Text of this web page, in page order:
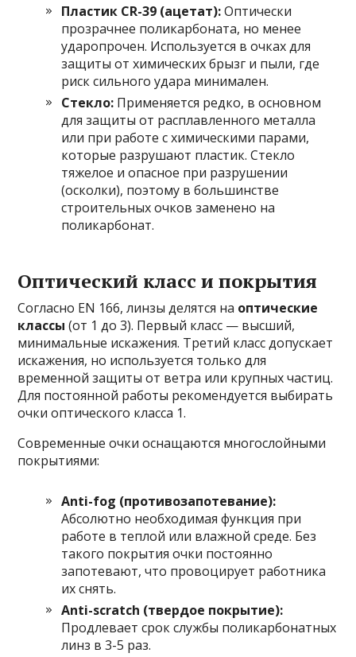
Пластик CR-39 (ацетат):Оптически
прозрачнее поликарбоната, но менее
ударопрочен. Используется в очках для
защиты от химических брызг и пыли, где
риск сильного удара минимален.
Стекло: Применяется редко, в основном
для защиты от расплавленного металла
или при работе с химическими парами,
которые разрушают пластик. Стекло
тяжелое и опасное при разрушении
(осколки), поэтому в большинстве
строительных очков заменено на
поликарбонат.
Оптический класс и покрытия
Согласно EN 166, линзы делятся на оптические
классы (от 1 до 3). Первый класс — высший,
минимальные искажения. Третий класс допускает
искажения, но используется только для
временной защиты от ветра или крупных частиц.
Для постоянной работы рекомендуется выбирать
очки оптического класса 1.
Современные очки оснащаются многослойными
покрытиями:
Anti-fog (противозапотевание):
Абсолютно необходимая функция при
работе в теплой или влажной среде. Без
такого покрытия очки постоянно
запотевают, что провоцирует работника
их снять.
Anti-scratch (твердое покрытие):
Продлевает срок службы поликарбонатных
линз в 3-5 раз.